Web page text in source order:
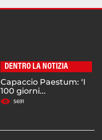
DENTRO LA NOTIZIA
Capaccio Paestum: ‘I
100 giorni...
5691